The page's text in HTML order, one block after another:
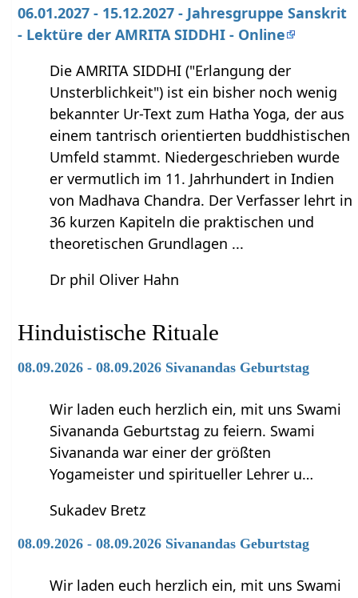
06.01.2027 - 15.12.2027 - Jahresgruppe Sanskrit
- Lektüre der AMRITA SIDDHI - Online
Die AMRITA SIDDHI ("Erlangung der
Unsterblichkeit") ist ein bisher noch wenig
bekannter Ur-Text zum Hatha Yoga, der aus
einem tantrisch orientierten buddhistischen
Umfeld stammt. Niedergeschrieben wurde
er vermutlich im 11. Jahrhundert in Indien
von Madhava Chandra. Der Verfasser lehrt in
36 kurzen Kapiteln die praktischen und
theoretischen Grundlagen ...
Dr phil Oliver Hahn
Hinduistische Rituale
08.09.2026 - 08.09.2026 Sivanandas Geburtstag
Wir laden euch herzlich ein, mit uns Swami
Sivananda Geburtstag zu feiern. Swami
Sivananda war einer der größten
Yogameister und spiritueller Lehrer u…
Sukadev Bretz
08.09.2026 - 08.09.2026 Sivanandas Geburtstag
Wir laden euch herzlich ein, mit uns Swami